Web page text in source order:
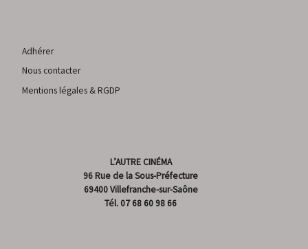
Adhérer
Nous contacter
Mentions légales & RGDP
L’AUTRE CINÉMA
96 Rue de la Sous-Préfecture
69400 Villefranche-sur-Saône
Tél. 07 68 60 98 66